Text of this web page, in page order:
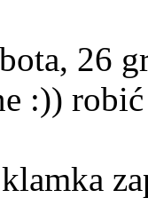
26
:))